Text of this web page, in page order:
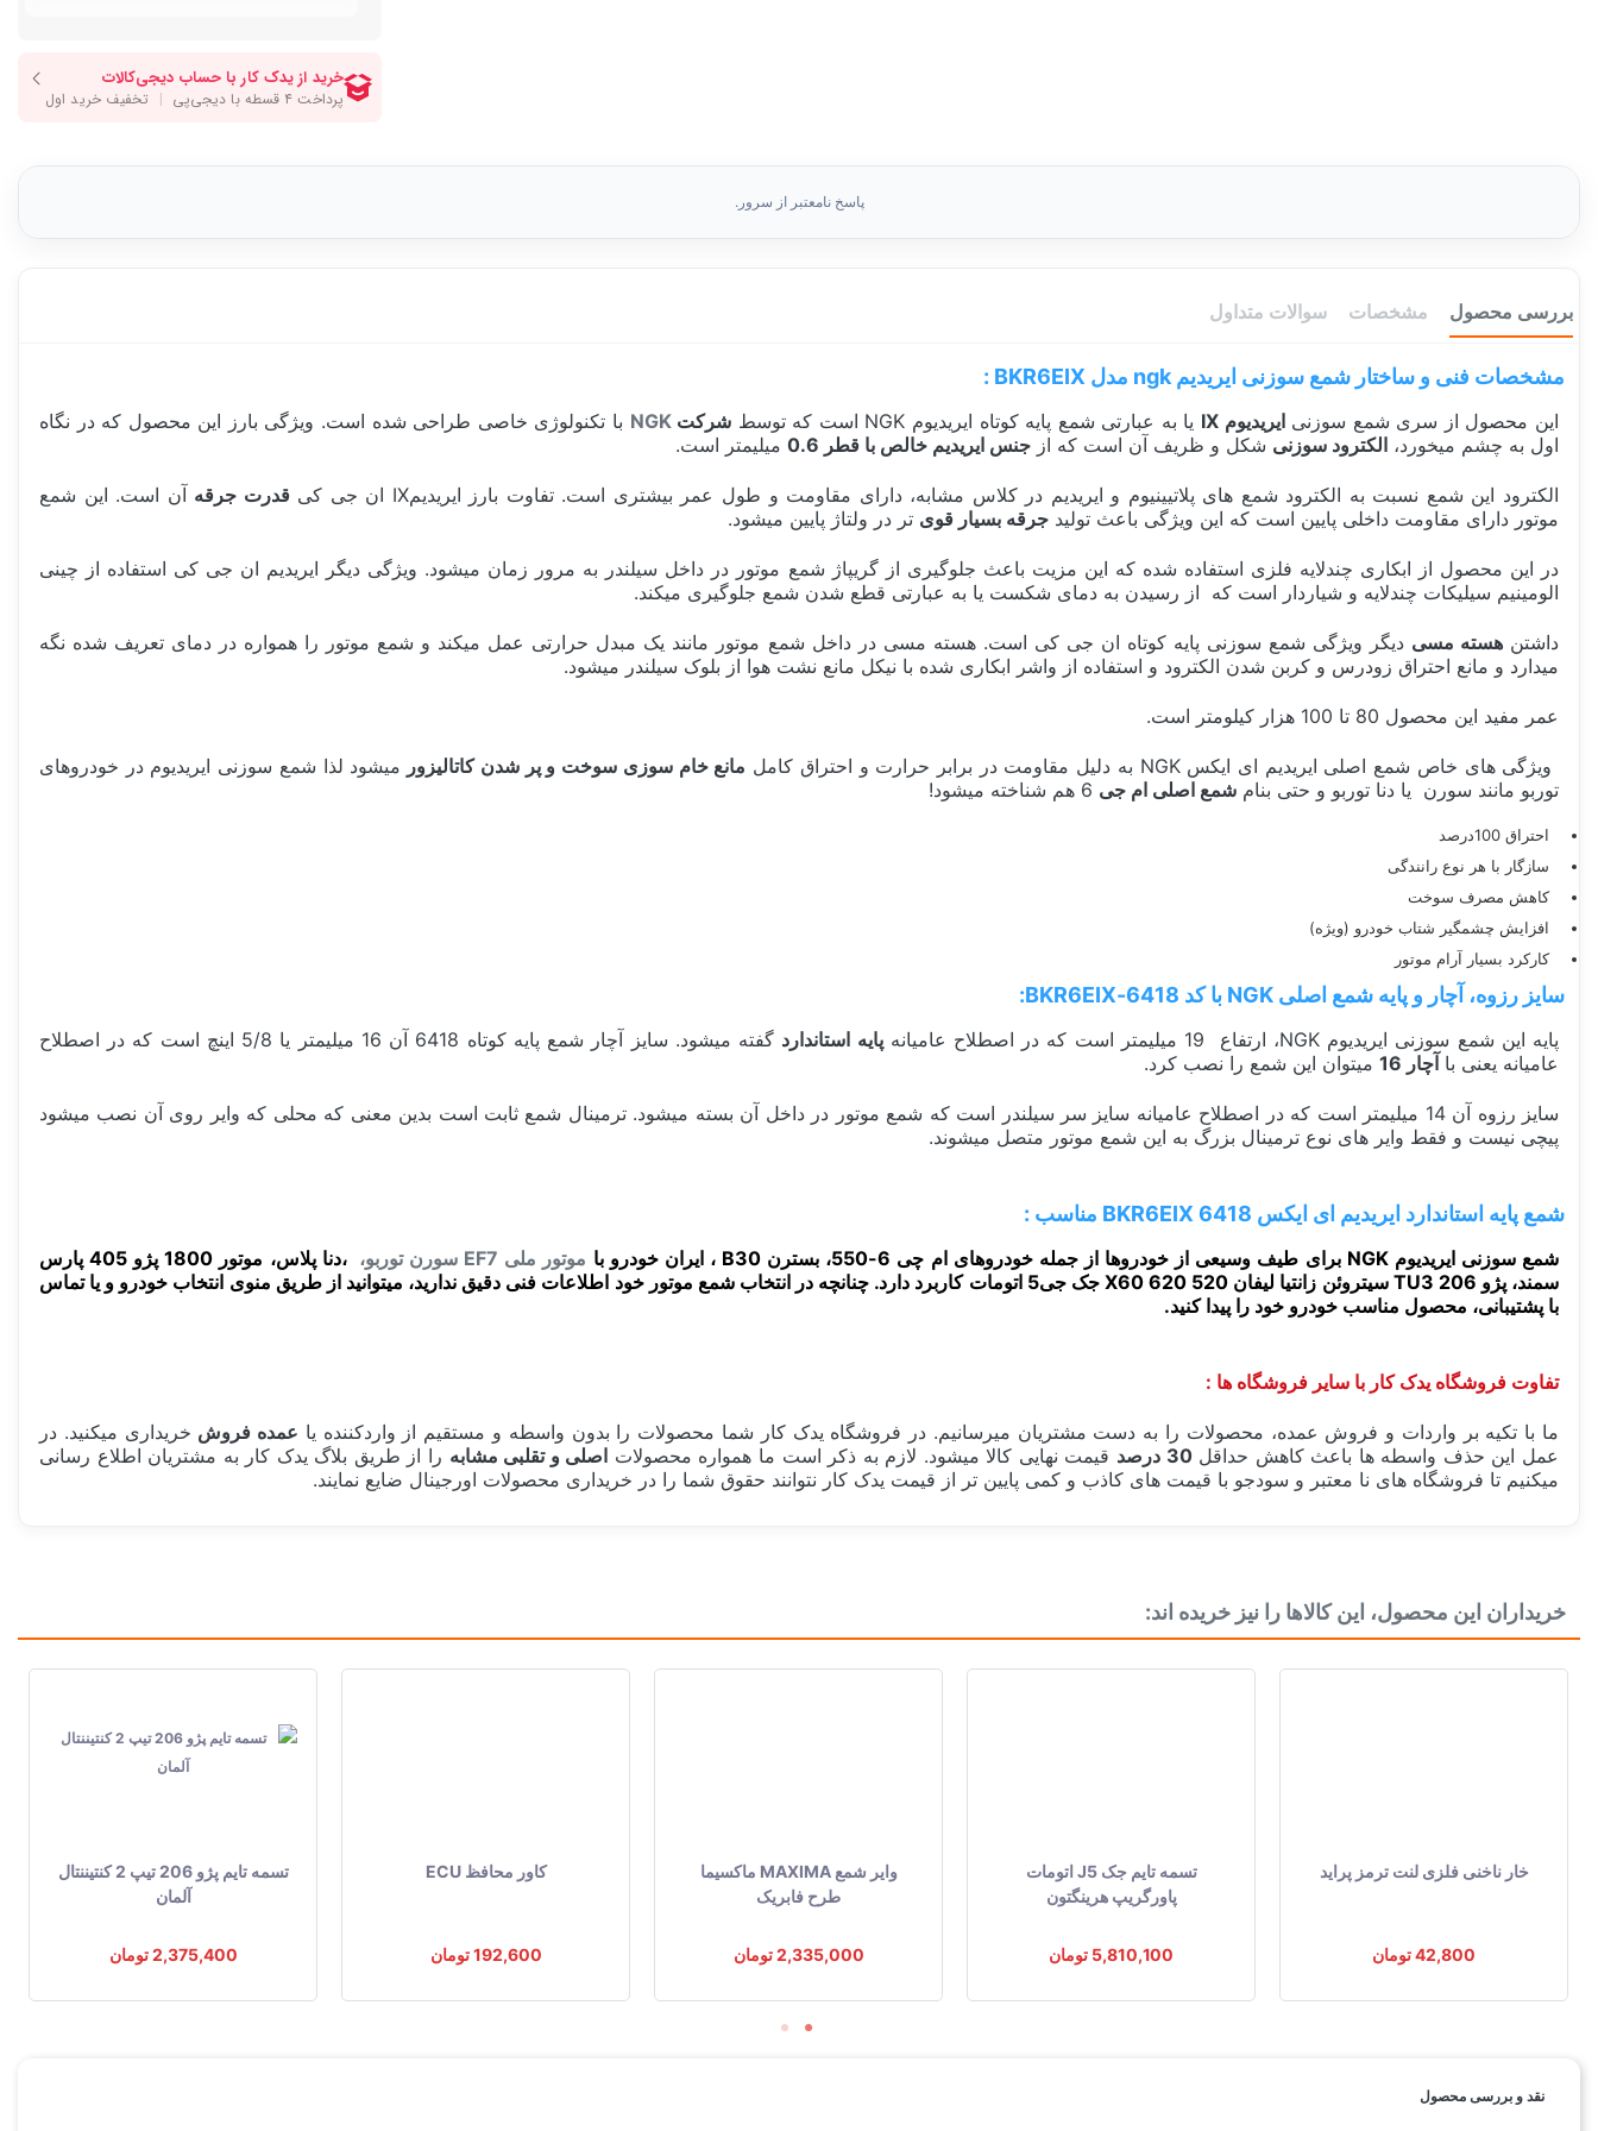
پاسخ نامعتبر از سرور.
بررسی محصول مشخصات سوالات متداول
مشخصات فنی و ساختار شمع سوزنی ایریدیم ngk مدل BKR6EIX :
این محصول از سری شمع سوزنیایریدیوم IX یا به عبارتی شمع پایه کوتاه ایریدیوم NGK است که توسط شرکتNGK با تکنولوژی خاصی طراحی شده است. ویژگی بارز این محصول که در نگاه
اول به چشم میخورد، الکترود سوزنی شکل و ظریف آن است که از جنس ایریدیم خالص با قطر 0.6 میلیمتر است.
الکترود این شمع نسبت به الکترود شمع های پلاتیینیوم و ایریدیم در کلاس مشابه، دارای مقاومت و طول عمر بیشتری است. تفاوت بارز ایریدیمIX ان جی کی قدرت جرقه آن است. این شمع
موتور دارای مقاومت داخلی پایین است که این ویژگی باعث تولید جرقه بسیار قوی تر در ولتاژ پایین میشود.
در این محصول از ابکاری چندلایه فلزی استفاده شده که این مزیت باعث جلوگیری از گریپاژ شمع موتور در داخل سیلندر به مرور زمان میشود. ویژگی دیگر ایریدیم ان جی کی استفاده از چینی
الومینیم سیلیکات چندلایه و شیاردار است که از رسیدن به دمای شکست یا به عبارتی قطع شدن شمع جلوگیری میکند.
داشتنهسته مسی دیگر ویژگی شمع سوزنی پایه کوتاه ان جی کی است. هسته مسی در داخل شمع موتور مانند یک مبدل حرارتی عمل میکند و شمع موتور را همواره در دمای تعریف شده نگه
میدارد و مانع احتراق زودرس و کربن شدن الکترود و استفاده از واشر ابکاری شده با نیکل مانع نشت هوا از بلوک سیلندر میشود.
عمر مفید این محصول 80 تا 100 هزار کیلومتر است.
ویژگی های خاص شمع اصلی ایریدیم ای ایکس NGK به دلیل مقاومت در برابر حرارت و احتراق کامل مانع خام سوزی سوخت و پر شدن کاتالیزور میشود لذا شمع سوزنی ایریدیوم در خودروهای
توربو مانند سورن یا دنا توربو و حتی بنام شمع اصلی ام جی
احتراق 100درصد
سازگار با هر نوع رانندگی
کاهش مصرف سوخت
افزایش چشمگیر شتاب خودرو (ویژه)
کارکرد بسیار آرام موتور
سایز رزوه، آچار و پایه شمع اصلی NGK با کد 6418-BKR6EIX:
پایه این شمع سوزنی ایریدیوم NGK، ارتفاع 19 میلیمتر است که در اصطلاح عامیانه پایه استاندارد
گفته میشود. سایز آچار شمع پایه کوتاه 6418 آن 16 میلیمتر یا 5/8 اینچ است که در اصطلاح
عامیانه یعنی با آچار 16 میتوان این شمع را نصب کرد.
سایز رزوه آن 14 میلیمتر است که در اصطلاح عامیانه سایز سر سیلندر است که شمع موتور در داخل آن بسته میشود. ترمینال شمع ثابت است بدین معنی که محلی که وایر روی آن نصب میشود
پیچی نیست و فقط وایر های نوع ترمینال بزرگ به این شمع موتور متصل میشوند.
شمع پایه استاندارد ایریدیم ای ایکس BKR6EIX 6418 مناسب :
شمع سوزنی ایریدیوم NGK برای طیف وسیعی از خودروها از جمله خودروهای ام چی 6-550، بسترن B30 ، ایران خودرو با موتور ملی EF7 سورن توربو،
،دنا پلاس، موتور 1800 پژو 405 پارس
سمند، پژو 206 TU3 سیتروئن زانتیا لیفان 520 620 X60 جک جی5 اتومات کاربرد دارد. چنانچه در انتخاب شمع موتور خود اطلاعات فنی دقیق ندارید، میتوانید از طریق منوی انتخاب خودرو و یا تماس
با پشتیبانی، محصول مناسب خودرو خود را پیدا کنید.
تفاوت فروشگاه یدک کار با سایر فروشگاه ها :
ما با تکیه بر واردات و فروش عمده، محصولات را به دست مشتریان میرسانیم. در فروشگاه یدک کار شما محصولات را بدون واسطه و مستقیم از واردکننده یا عمده فروش خریداری میکنید. در
عمل این حذف واسطه ها باعث کاهش حداقل30 درصد قیمت نهایی کالا میشود. لازم به ذکر است ما همواره محصولات اصلی و تقلبی مشابه را از طریق بلاگ یدک کار به مشتریان اطلاع رسانی
میکنیم تا فروشگاه های نا معتبر و سودجو با قیمت های کاذب و کمی پایین تر از قیمت یدک کار نتوانند حقوق شما را در خریداری محصولات اورجینال ضایع نمایند.
اندازه پایه
جنس الکترود مرکزی ایریدیم
فاصله بین الکترود 0.8 میلی متر
حداقل تعداد خرید شمع موتور
خریداران این محصول، این کالاها را نیز خریده اند:
خار ناخنی فلزی لنت ترمز پراید
42,800 تومان
تسمه تایم جک J5 اتومات
پاورگریپ هرینگتون
5,810,100 تومان
وایر شمع MAXIMA ماکسیما
طرح فابریک
2,335,000 تومان
کاور محافظ ECU
192,600 تومان
تسمه تایم پژو 206 تیپ 2 کنتیننتال
آلمان
2,375,400 تومان
نقد و بررسی محصول